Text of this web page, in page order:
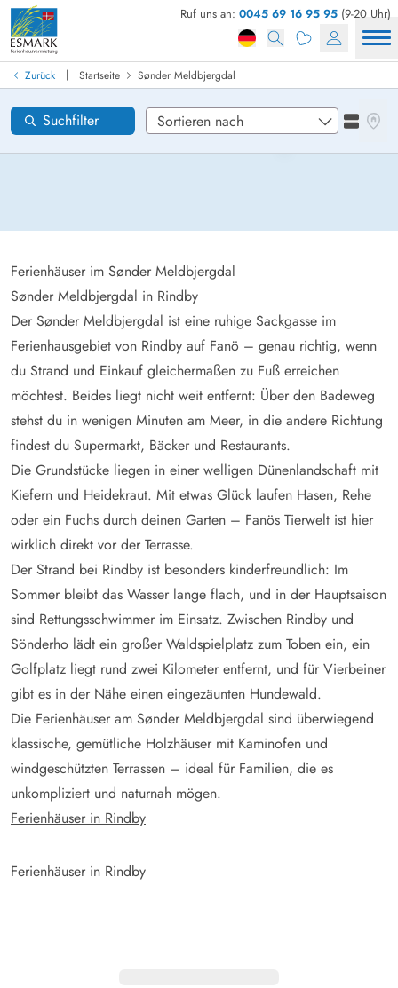
Ruf uns an: 0045 69 16 95 95 (9-20 Uhr)
Zurück | Startseite Sønder Meldbjergdal
Sønder Meldbjergdal
Ferienhäuser im Sønder Meldbjergdal
Sønder Meldbjergdal in Rindby
Der Sønder Meldbjergdal ist eine ruhige Sackgasse im
Ferienhausgebiet von Rindby auf Fanö – genau richtig, wenn
du Strand und Einkauf gleichermaßen zu Fuß erreichen
möchtest. Beides liegt nicht weit entfernt: Über den Badeweg
stehst du in wenigen Minuten am Meer, in die andere Richtung
findest du Supermarkt, Bäcker und Restaurants.
Die Grundstücke liegen in einer welligen Dünenlandschaft mit
Kiefern und Heidekraut. Mit etwas Glück laufen Hasen, Rehe
oder ein Fuchs durch deinen Garten – Fanös Tierwelt ist hier
wirklich direkt vor der Terrasse.
Der Strand bei Rindby ist besonders kinderfreundlich: Im
Sommer bleibt das Wasser lange flach, und in der Hauptsaison
sind Rettungsschwimmer im Einsatz. Zwischen Rindby und
Sönderho lädt ein großer Waldspielplatz zum Toben ein, ein
Golfplatz liegt rund zwei Kilometer entfernt, und für Vierbeiner
gibt es in der Nähe einen eingezäunten Hundewald.
Die Ferienhäuser am Sønder Meldbjergdal sind überwiegend
klassische, gemütliche Holzhäuser mit Kaminofen und
windgeschützten Terrassen – ideal für Familien, die es
unkompliziert und naturnah mögen.
Ferienhäuser in Rindby
Ferienhäuser in Rindby
Suchfilter
Ferienhaus in Dänemark finden
Anreise
Gebiete
Loading...